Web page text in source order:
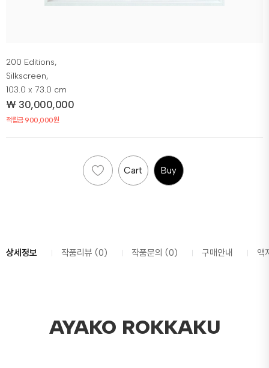
200 Editions,
Silkscreen,
103.0 x 73.0 cm
₩ 30,000,000
적립금 900,000원
Cart Buy
상세정보 작품리뷰 (0) 작품문의 (0) 구매안내 액
AYAKO ROKKAKU